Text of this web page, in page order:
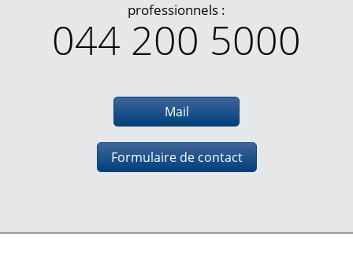
professionnels :
044 200 5000
Mail
Formulaire de contact